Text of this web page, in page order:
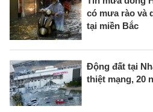
có mưa rào và
tại miền Bắc
Động đất tại
thiệt mạng, 20